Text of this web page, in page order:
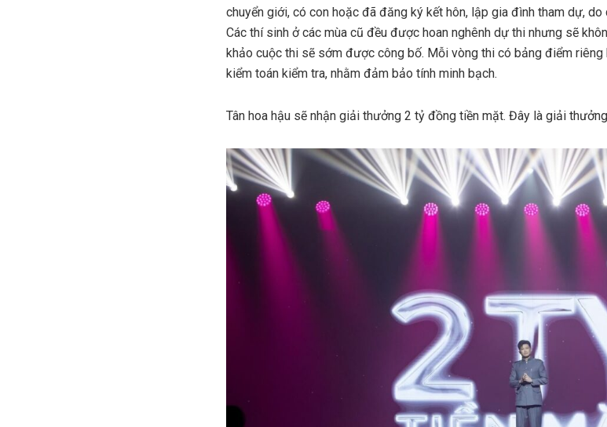
chuyển giới, có con hoặc đã đăng ký kết hôn, lập gia đình tham dự, do
Các thí sinh ở các mùa cũ đều được hoan nghênh dự thi nhưng sẽ
khảo cuộc thi sẽ sớm được công bố. Mỗi vòng thi có bảng điểm
kiểm toán kiểm tra, nhằm đảm bảo tính minh bạch.
Tân hoa hậu sẽ nhận giải thưởng 2 tỷ đồng tiền mặt. Đây là giải